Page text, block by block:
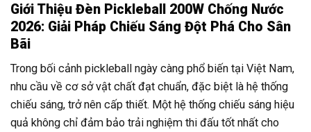
Giới Thiệu Đèn Pickleball 200W Chống Nước
2026: Giải Pháp Chiếu Sáng Đột Phá Cho Sân
Bãi
Trong bối cảnh pickleball ngày càng phổ biến tại Việt Nam,
nhu cầu về cơ sở vật chất đạt chuẩn, đặc biệt là hệ thống
chiếu sáng, trở nên cấp thiết. Một hệ thống chiếu sáng hiệu
quả không chỉ đảm bảo trải nghiệm thi đấu tốt nhất cho